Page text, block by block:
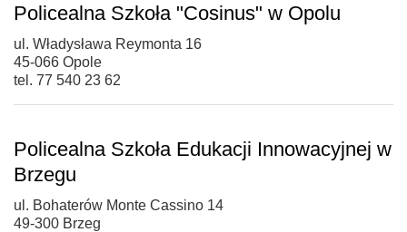
Policealna Szkoła "Cosinus" w Opolu
ul. Władysława Reymonta 16
45-066 Opole
tel. 77 540 23 62
Policealna Szkoła Edukacji Innowacyjnej w
Brzegu
ul. Bohaterów Monte Cassino 14
49-300 Brzeg